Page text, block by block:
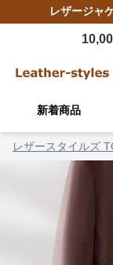
レザージャ
新着商品
レザースタイルズ